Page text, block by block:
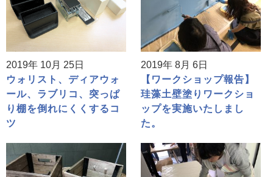
2019年 10月 25日
ウォリスト、ディアウォ
ール、ラブリコ、突っぱ
り棚を倒れにくくするコ
ツ
2019年 8月 6日
【ワークショップ報告】
珪藻土壁塗りワークショ
ップを実施いたしまし
た。